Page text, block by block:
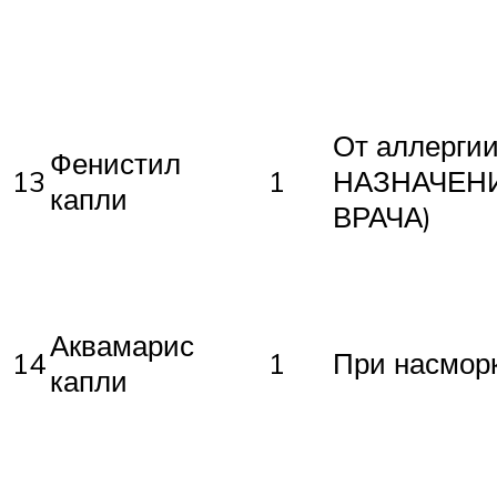
13 Фенистил
капли
1
От
ВРАЧА)
14Аквамарис
капли
1 При